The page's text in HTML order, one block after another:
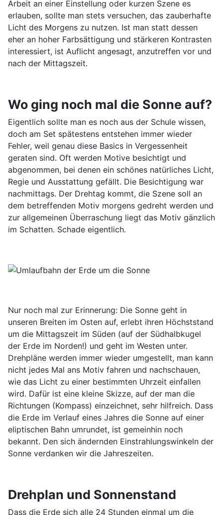
Arbeit an einer Einstellung oder kurzen Szene es
erlauben, sollte man stets versuchen, das zauberhafte
Licht des Morgens zu nutzen. Ist man statt dessen
eher an hoher Farbsättigung und stärkeren Kontrasten
interessiert, ist Auflicht angesagt, anzutreffen vor und
nach der Mittagszeit.
Wo ging noch mal die Sonne auf?
Eigentlich sollte man es noch aus der Schule wissen,
doch am Set spätestens entstehen immer wieder
Fehler, weil genau diese Basics in Vergessenheit
geraten sind. Oft werden Motive besichtigt und
abgenommen, bei denen ein schönes natürliches Licht,
Regie und Ausstattung gefällt. Die Besichtigung war
nachmittags. Der Drehtag kommt, die Szene soll an
dem betreffenden Motiv morgens gedreht werden und
zur allgemeinen Überraschung liegt das Motiv gänzlich
im Schatten. Schade eigentlich.
Nur noch mal zur Erinnerung: Die Sonne geht in
unseren Breiten im Osten auf, erlebt ihren Höchststand
um die Mittagszeit im Süden (auf der Südhalbkugel
der Erde im Norden!) und geht im Westen unter.
Drehpläne werden immer wieder umgestellt, man kann
nicht jedes Mal ans Motiv fahren und nachschauen,
wie das Licht zu einer bestimmten Uhrzeit einfallen
wird. Dafür ist eine kleine Skizze, auf der man die
Richtungen (Kompass) einzeichnet, sehr hilfreich. Dass
die Erde im Verlauf eines Jahres die Sonne auf einer
eliptischen Bahn umrundet, ist gemeinhin noch
bekannt. Den sich ändernden Einstrahlungswinkeln der
Sonne verdanken wir die Jahreszeiten.
Drehplan und Sonnenstand
Dass die Erde sich alle 24 Stunden einmal um die